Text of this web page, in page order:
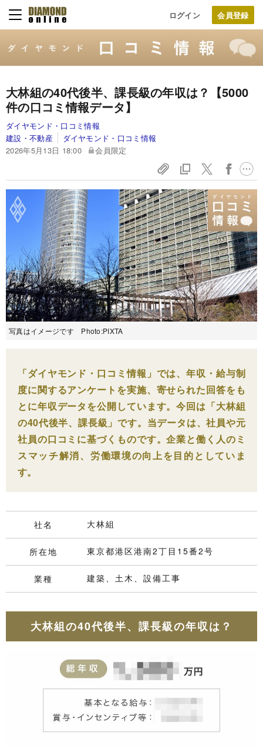
ログイン
大林組の40代後半、課長級の年収は？【5000
件の口コミ情報データ】
ダイヤモンド・口コミ情報
建設・不動産
ダイヤモンド・口コミ情報
2026年5月13日 18:00
会員限定
写真はイメージです Photo:PIXTA
「ダイヤモンド・口コミ情報」では、年収・給与制
度に関するアンケートを実施、寄せられた回答をも
とに年収データを公開しています。今回は「大林組
の40代後半、課長級」です。当データは、社員や元
社員の口コミに基づくものです。企業と働く人のミ
スマッチ解消、労働環境の向上を目的としていま
す。
社名 大林組
所在地 東京都港区港南2丁目15番2号
業種 建築、土木、設備工事
大林組の40代後半、課長級の年収は？